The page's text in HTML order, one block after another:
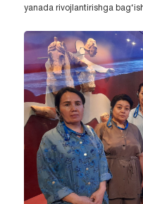
yanada rivojlantirishga